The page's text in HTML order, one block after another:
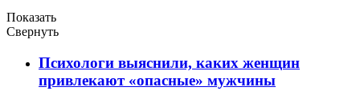
Показать
Свернуть
Психологи выяснили, каких женщин
привлекают «опасные» мужчины